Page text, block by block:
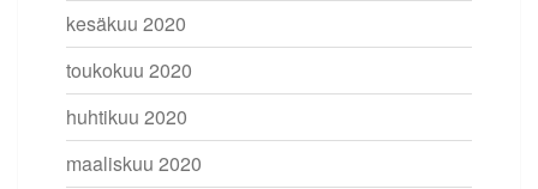
kesäkuu 2020
toukokuu 2020
huhtikuu 2020
maaliskuu 2020